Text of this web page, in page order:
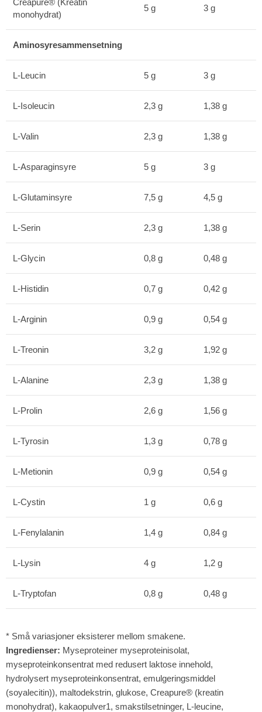
monohydrat)
5 g 3 g
Aminosyresammensetning
L-Leucin 5 g 3 g
L-Isoleucin 2,3 g 1,38 g
L-Valin 2,3 g 1,38 g
L-Asparaginsyre 5 g 3 g
L-Glutaminsyre 7,5 g 4,5 g
L-Serin 2,3 g 1,38 g
L-Glycin 0,8 g 0,48 g
L-Histidin 0,7 g 0,42 g
L-Arginin 0,9 g 0,54 g
L-Treonin 3,2 g 1,92 g
L-Alanine 2,3 g 1,38 g
L-Prolin 2,6 g 1,56 g
L-Tyrosin 1,3 g 0,78 g
L-Metionin 0,9 g 0,54 g
L-Cystin 1 g 0,6 g
L-Fenylalanin 1,4 g 0,84 g
L-Lysin 4 g 1,2 g
L-Tryptofan 0,8 g 0,48 g
* Små variasjoner eksisterer mellom smakene.
Ingredienser: Myseproteiner myseproteinisolat,
myseproteinkonsentrat med redusert laktose innehold,
hydrolysert myseproteinkonsentrat, emulgeringsmiddel
(soyalecitin)), maltodekstrin, glukose, Creapure® (kreatin
monohydrat), kakaopulver1, smakstilsetninger, L-leucine,